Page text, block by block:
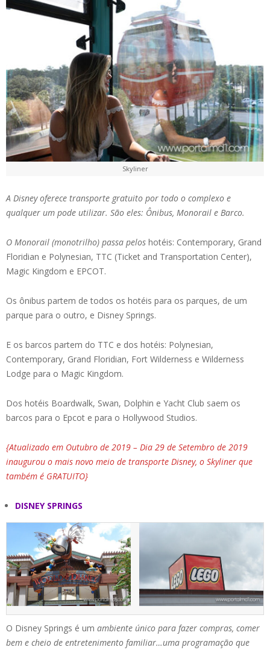
Skyliner
A Disney oferece transporte gratuito por todo o complexo e
qualquer um pode utilizar. São eles: Ônibus, Monorail e Barco.
O Monorail (monotrilho) passa pelos hotéis: Contemporary, Grand
Floridian e Polynesian, TTC (Ticket and Transportation Center),
Magic Kingdom e EPCOT.
Os ônibus partem de todos os hotéis para os parques, de um
parque para o outro, e Disney Springs.
E os barcos partem do TTC e dos hotéis: Polynesian,
Contemporary, Grand Floridian, Fort Wilderness e Wilderness
Lodge para o Magic Kingdom.
Dos hotéis Boardwalk, Swan, Dolphin e Yacht Club saem os
barcos para o Epcot e para o Hollywood Studios.
{Atualizado em Outubro de 2019 – Dia 29 de Setembro de 2019
inaugurou o mais novo meio de transporte Disney, o Skyliner que
também é GRATUITO}
DISNEY SPRINGS
O Disney Springs é um ambiente único para fazer compras, comer
bem e cheio de entretenimento familiar…uma programação que